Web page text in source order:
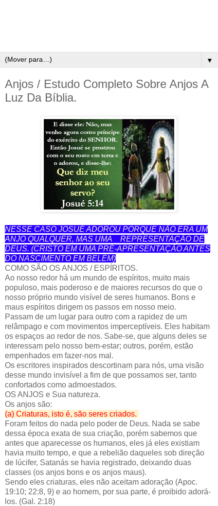
▼
Anjos / Estudo Completo Sobre Anjos A
Luz Da Bíblia.
NESSE CASO JOSUÉ ADOROU PORQUE NÃO ERA UM
ANJO QUALQUER, MAS UMA REPRESENTAÇÃO DE
DEUS. (CRISTO EM UMA PRÉ-APRESENTAÇÃO ANTES
DO NASCIMENTO EM BELÉM)
COMO SÃO OS ANJOS / ESPÍRITOS.
Ao nosso redor há um mundo de espíritos, muito mais
populoso, mais poderoso e de maiores recursos do que o
nosso próprio mundo visível de seres humanos. Bons e
maus espíritos dirigem os passos em nosso meio.
Passam de um lugar para outro com a rapidez de um
relâmpago e com movimentos imperceptíveis. Eles habitam
os espaços ao redor de nos. Sabe-se, que alguns deles se
interessam pelo nosso bem-estar; outros, porém, estão
empenhados em fazer-nos mal.
Os escritores inspirados descortinam para nós, uma visão
desse mundo invisível a fim de que possamos ser, tanto
confortados como admoestados.
OS ANJOS e Sua natureza.
Os anjos são:
(a) Criaturas, isto é, são seres criados.
Foram feitos do nada pelo poder de Deus. Nada se sabe
dessa época exata de sua criação, porém sabemos que
antes que aparecesse os humanos, eles já eles existiam
havia muito tempo, e que a rebelião daqueles sob direção
de lúcifer, Satanás se havia registrado, deixando duas
classes (os anjos bons e os anjos maus).
Sendo eles criaturas, eles não aceitam adoração (Apoc.
19:10; 22:8, 9) e ao homem, por sua parte, é proibido adorá-
los. (Gal. 2:18)